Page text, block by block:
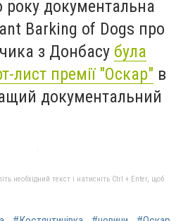
документальна
Barking of Dogs про
з Донбасу була
лист премії "Оскар" в
документальний
необхідний текст і натисніть Ctrl + Enter, щоб